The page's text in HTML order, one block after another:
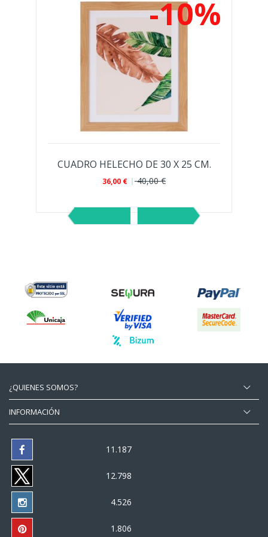
-10%
CUADRO HELECHO DE 30 X 25 CM.
36,00 € 40,00 €
¿QUIENES SOMOS?
INFORMACIÓN
11.187
12.798
4.526
1.806